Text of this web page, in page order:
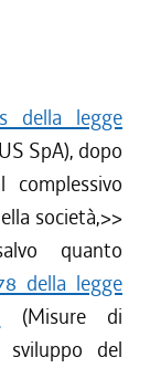
della legge
SpA), dopo
società,>>
quanto
della legge
(Misure di
sviluppo del